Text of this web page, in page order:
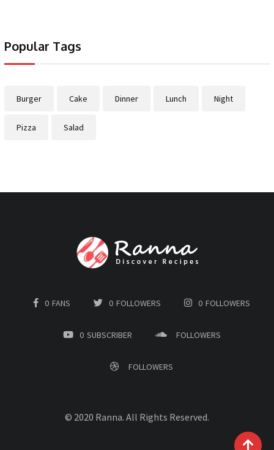
Popular Tags
Burger Cake Dinner Lunch Night
Pizza Salad
0 FANS 0 FOLLOWERS 0 FOLLOWERS
0 SUBSCRIBER FOLLOWERS
FOLLOWERS
© 2020 Ranna. All Rights Reserved.